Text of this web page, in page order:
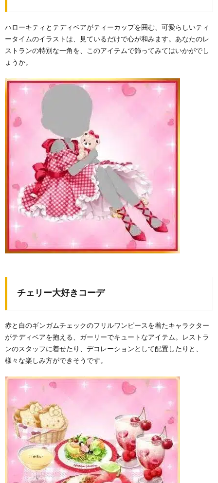
ハローキティとテディベアがティーカップを囲む、可愛らしいティ
ータイムのイラストは、見ているだけで心が和みます。あなたのレ
ストランの特別な一角を、このアイテムで飾ってみてはいかがでし
ょうか。
チェリー大好きコーデ
赤と白のギンガムチェックのフリルワンピースを着たキャラクター
がテディベアを抱える、ガーリーでキュートなアイテム。レストラ
ンのスタッフに着せたり、デコレーションとして配置したりと、
様々な楽しみ方ができそうです。